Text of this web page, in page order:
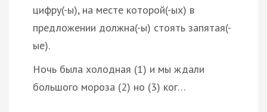
цифру(-ы), на месте которой(-ых) в
предложении должна(-ы) стоять запятая(-
ые).
Ночь была холодная (1) и мы ждали
большого мороза (2) но (3) ког…